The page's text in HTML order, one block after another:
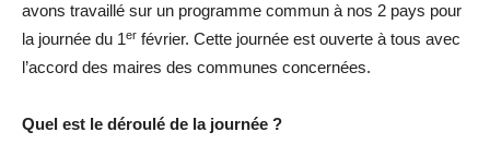
avons travaillé sur un programme commun à nos 2 pays pour
la journée du 1er février. Cette journée est ouverte à tous avec
l’accord des maires des communes concernées.
Quel est le déroulé de la journée ?